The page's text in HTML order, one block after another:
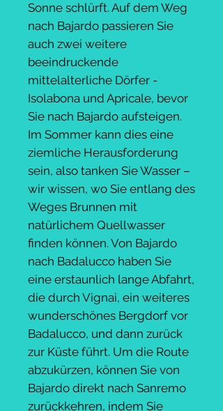
Sonne schlürft. Auf dem Weg
nach Bajardo passieren Sie
auch zwei weitere
beeindruckende
mittelalterliche Dörfer -
Isolabona und Apricale, bevor
Sie nach Bajardo aufsteigen.
Im Sommer kann dies eine
ziemliche Herausforderung
sein, also tanken Sie Wasser –
wir wissen, wo Sie entlang des
Weges Brunnen mit
natürlichem Quellwasser
finden können. Von Bajardo
nach Badalucco haben Sie
eine erstaunlich lange Abfahrt,
die durch Vignai, ein weiteres
wunderschönes Bergdorf vor
Badalucco, und dann zurück
zur Küste führt. Um die Route
abzukürzen, können Sie von
Bajardo direkt nach Sanremo
zurückkehren, indem Sie